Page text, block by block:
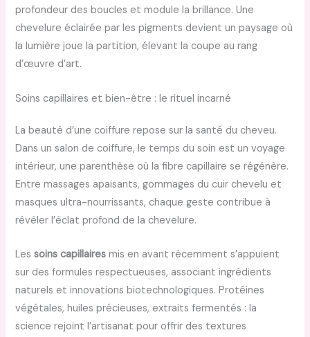
profondeur des boucles et module la brillance. Une
chevelure éclairée par les pigments devient un paysage où
la lumière joue la partition, élevant la coupe au rang
d’œuvre d’art.
Soins capillaires et bien-être : le rituel incarné
La beauté d’une coiffure repose sur la santé du cheveu.
Dans un salon de coiffure, le temps du soin est un voyage
intérieur, une parenthèse où la fibre capillaire se régénère.
Entre massages apaisants, gommages du cuir chevelu et
masques ultra-nourrissants, chaque geste contribue à
révéler l’éclat profond de la chevelure.
Lessoins capillaires mis en avant récemment s’appuient
sur des formules respectueuses, associant ingrédients
naturels et innovations biotechnologiques. Protéines
végétales, huiles précieuses, extraits fermentés : la
science rejoint l’artisanat pour offrir des textures